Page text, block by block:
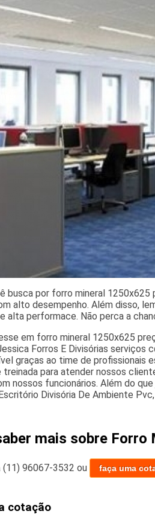
busca por forro mineral
alto desempenho. Além disso,
alta performace. Não perca a
em forro mineral 1250x625
Forros E Divisórias serviços
graças ao time de profissionais
para atender nossos
nossos funcionários. Além do
Divisória De Ambiente
mais sobre Forro
(11) 96067-3532 ou faça uma
cotação